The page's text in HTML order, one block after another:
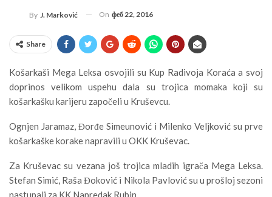
By J. Marković On феб 22, 2016
Share
Košarkaši Mega Leksa osvojili su Kup Radivoja Koraća a svoj
doprinos velikom uspehu dala su trojica momaka koji su
košarkašku karijeru započeli u Kruševcu.
Ognjen Jaramaz, Đorđe Simeunović i Milenko Veljković su prve
košarkaške korake napravili u OKK Kruševac.
Za Kruševac su vezana još trojica mladih igrača Mega Leksa.
Stefan Simić, Raša Đoković i Nikola Pavlović su u prošloj sezoni
nastupali za KK Napredak Rubin.